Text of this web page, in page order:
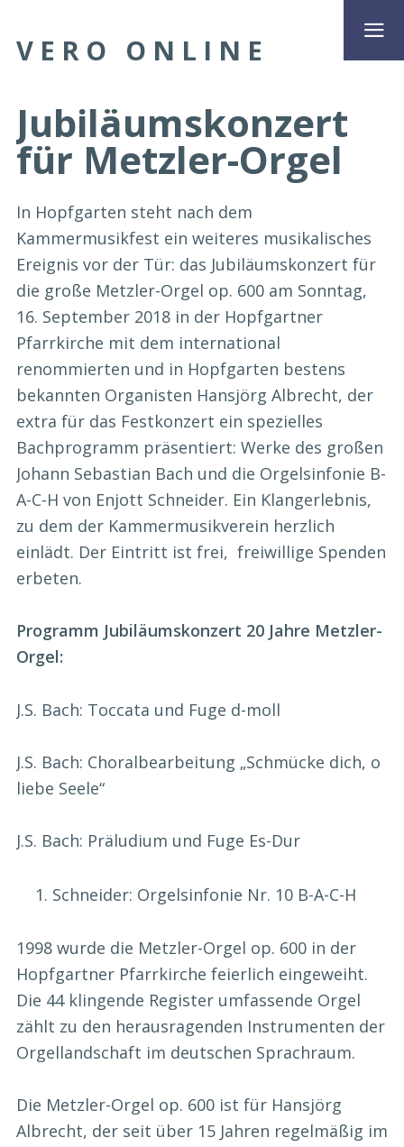
VERO ONLINE
Jubiläumskonzert
für Metzler-Orgel
In Hopfgarten steht nach dem
Kammermusikfest ein weiteres musikalisches
Ereignis vor der Tür: das Jubiläumskonzert für
die große Metzler-Orgel op. 600 am Sonntag,
16. September 2018 in der Hopfgartner
Pfarrkirche mit dem international
renommierten und in Hopfgarten bestens
bekannten Organisten Hansjörg Albrecht, der
extra für das Festkonzert ein spezielles
Bachprogramm präsentiert: Werke des großen
Johann Sebastian Bach und die Orgelsinfonie B-
A-C-H von Enjott Schneider. Ein Klangerlebnis,
zu dem der Kammermusikverein herzlich
einlädt. Der Eintritt ist frei, freiwillige Spenden
erbeten.
Programm Jubiläumskonzert 20 Jahre Metzler-
Orgel:
J.S. Bach: Toccata und Fuge d-moll
J.S. Bach: Choralbearbeitung „Schmücke dich, o
liebe Seele“
J.S. Bach: Präludium und Fuge Es-Dur
Schneider: Orgelsinfonie Nr. 10 B-A-C-H
1998 wurde die Metzler-Orgel op. 600 in der
Hopfgartner Pfarrkirche feierlich eingeweiht.
Die 44 klingende Register umfassende Orgel
zählt zu den herausragenden Instrumenten der
Orgellandschaft im deutschen Sprachraum.
Die Metzler-Orgel op. 600 ist für Hansjörg
Albrecht, der seit über 15 Jahren regelmäßig im